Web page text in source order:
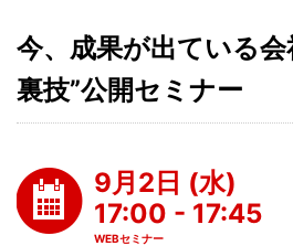
今、成果が出ている会
裏技”公開セミナー
9月2日 (水)
17:00 - 17:45
WEBセミナー